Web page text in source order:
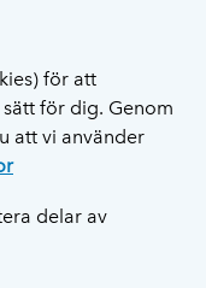
för att
för dig. Genom
att vi använder
delar av